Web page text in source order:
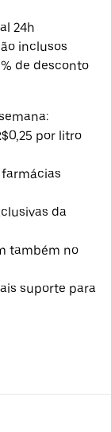
24h
inclusos
de desconto
por litro
da
também no
suporte para